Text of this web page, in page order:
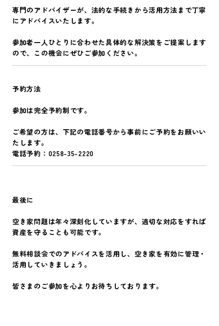
専門のアドバイザーが、法的な手続きから活用方法まで丁寧
にアドバイスいたします。
参加者一人ひとりに合わせた具体的な解決策をご提案します
ので、この機会にぜひご参加ください。
予約方法
参加は完全予約制です。
ご希望の方は、下記の電話番号から事前にご予約をお願いい
たします。
電話予約 ：0258-35-2220
最後に
空き家問題は年々深刻化していますが、適切な対応をすれば
資産を守ることも可能です。
無料相談会でのアドバイスを活用し、空き家を有効に管理・
活用していきましょう。
皆さまのご参加を心よりお待ちしております。